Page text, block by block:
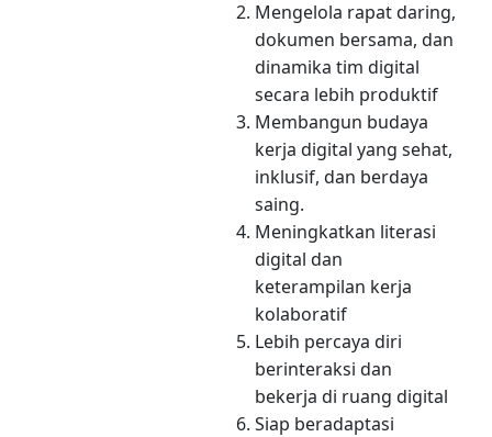
Mengelola rapat daring,
dokumen bersama, dan
dinamika tim digital
secara lebih produktif
Membangun budaya
kerja digital yang sehat,
inklusif, dan berdaya
saing.
Meningkatkan literasi
digital dan
keterampilan kerja
kolaboratif
Lebih percaya diri
berinteraksi dan
bekerja di ruang digital
Siap beradaptasi